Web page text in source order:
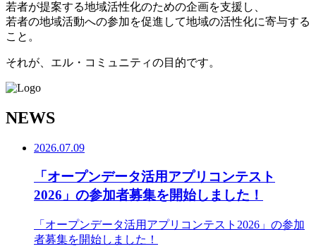
若者が提案する地域活性化のための企画を支援し、
若者の地域活動への参加を促進して地域の活性化に寄与する
こと。
それが、エル・コミュニティの目的です。
NEWS
2026.07.09
「オープンデータ活用アプリコンテスト
2026」の参加者募集を開始しました！
「オープンデータ活用アプリコンテスト2026」の参加
者募集を開始しました！